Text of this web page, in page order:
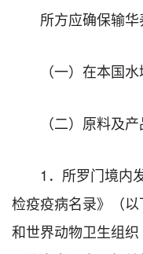
所方应确保输华
（一）在本国水
（二）原料及
1．所罗门境内
检疫疫病名录》（
和世界动物卫生组